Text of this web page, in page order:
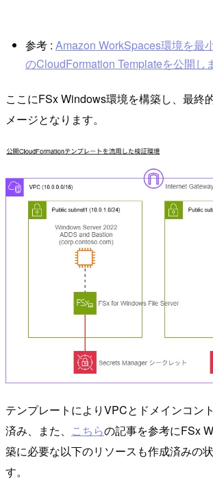
参考 : Amazon WorkSpaces環境を最
のCloudFormation Templateを公開し
ここにFSx Windows環境を構築し、最終
メージとなります。
テンプレートによりVPCとドメインコン
済み、また、 こちらの記事を参考にFSx
築に必要な以下のリソースも作成済みの
す。